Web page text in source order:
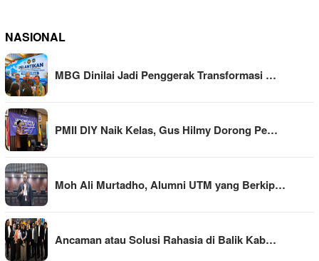
NASIONAL
MBG Dinilai Jadi Penggerak Transformasi …
PMII DIY Naik Kelas, Gus Hilmy Dorong Pe…
Moh Ali Murtadho, Alumni UTM yang Berkip…
Ancaman atau Solusi Rahasia di Balik Kab…